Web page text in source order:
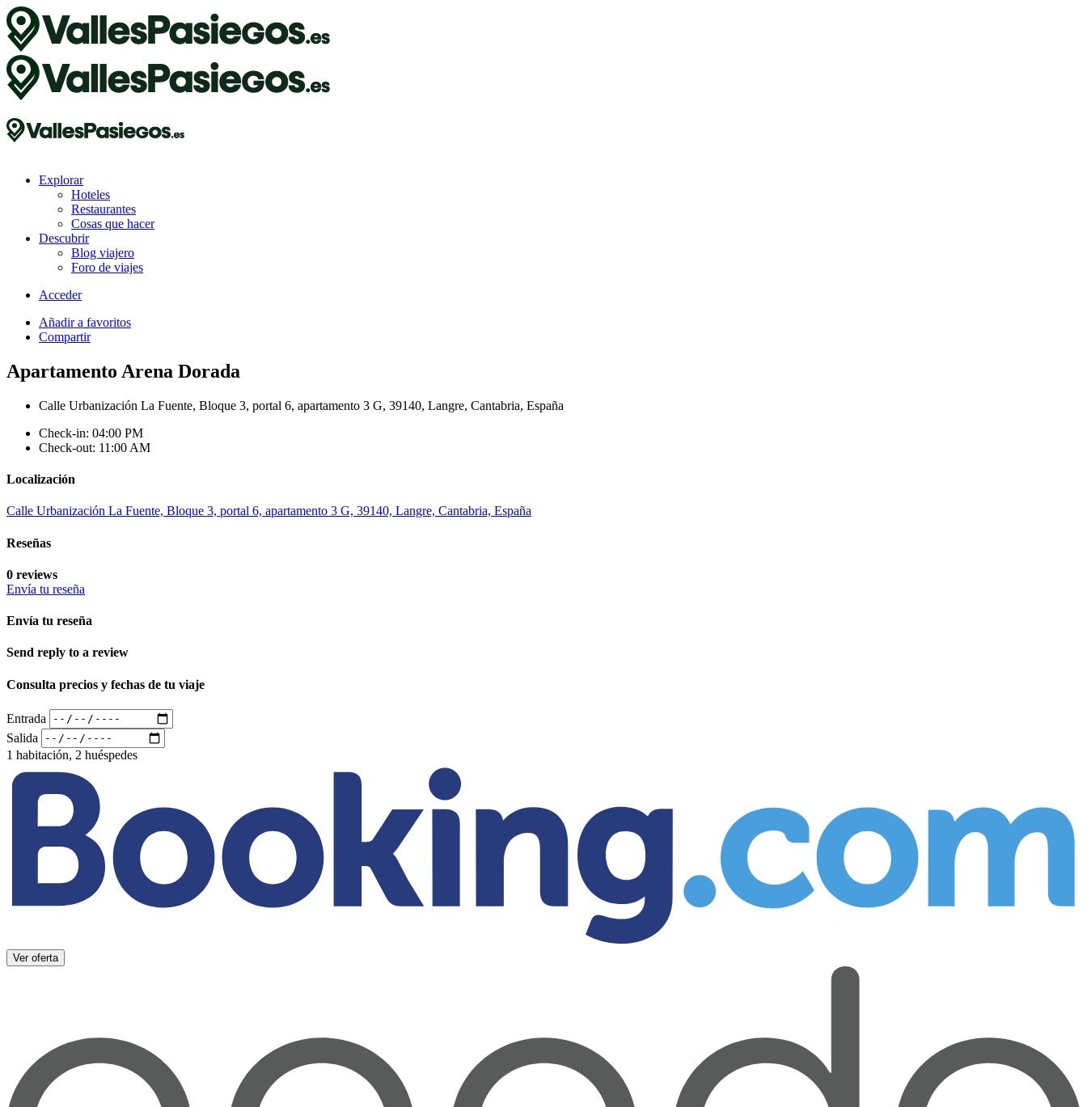
Explorar
Hoteles
Restaurantes
Cosas que hacer
Descubrir
Blog viajero
Foro de viajes
Acceder
Añadir a favoritos
Compartir
Apartamento Arena Dorada
Calle Urbanización La Fuente, Bloque 3, portal 6, apartamento 3 G, 39140, Langre, Cantabria, España
Check-in: 04:00 PM
Check-out: 11:00 AM
Localización
Calle Urbanización La Fuente, Bloque 3, portal 6, apartamento 3 G, 39140, Langre, Cantabria, España
Reseñas
0 reviews
Envía tu reseña
Envía tu reseña
Send reply to a review
Consulta precios y fechas de tu viaje
Entrada
Salida
1 habitación, 2 huéspedes
Ver oferta